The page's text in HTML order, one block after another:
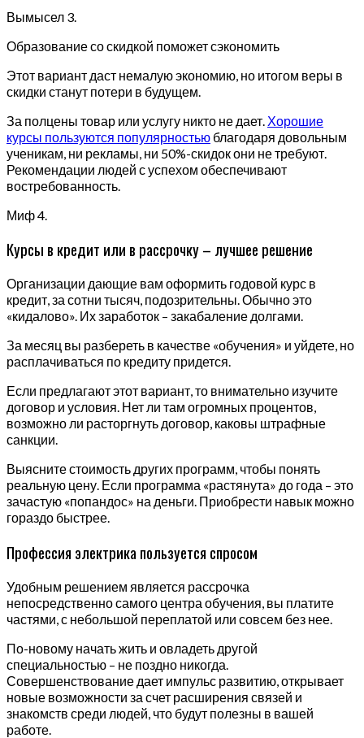
Вымысел 3.
Образование со скидкой поможет сэкономить
Этот вариант даст немалую экономию, но итогом веры в
скидки станут потери в будущем.
За полцены товар или услугу никто не дает. Хорошие
курсы пользуются популярностью благодаря довольным
ученикам, ни рекламы, ни 50%-скидок они не требуют.
Рекомендации людей с успехом обеспечивают
востребованность.
Миф 4.
Курсы в кредит или в рассрочку – лучшее решение
Организации дающие вам оформить годовой курс в
кредит, за сотни тысяч, подозрительны. Обычно это
«кидалово». Их заработок – закабаление долгами.
За месяц вы разбереть в качестве «обучения» и уйдете, но
расплачиваться по кредиту придется.
Если предлагают этот вариант, то внимательно изучите
договор и условия. Нет ли там огромных процентов,
возможно ли расторгнуть договор, каковы штрафные
санкции.
Выясните стоимость других программ, чтобы понять
реальную цену. Если программа «растянута» до года – это
зачастую «попандос» на деньги. Приобрести навык можно
гораздо быстрее.
Профессия электрика пользуется спросом
Удобным решением является рассрочка
непосредственно самого центра обучения, вы платите
частями, с небольшой переплатой или совсем без нее.
По-новому начать жить и овладеть другой
специальностью – не поздно никогда.
Совершенствование дает импульс развитию, открывает
новые возможности за счет расширения связей и
знакомств среди людей, что будут полезны в вашей
работе.